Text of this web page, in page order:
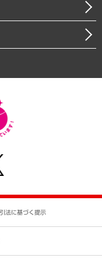
て
法に基づく提示